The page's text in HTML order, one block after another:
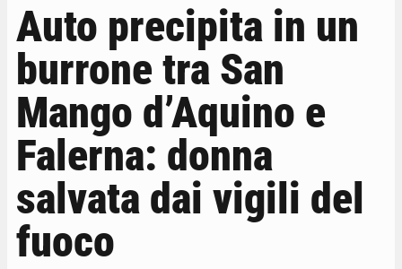
Auto precipita in un
burrone tra San
Mango d’Aquino e
Falerna: donna
salvata dai vigili del
fuoco